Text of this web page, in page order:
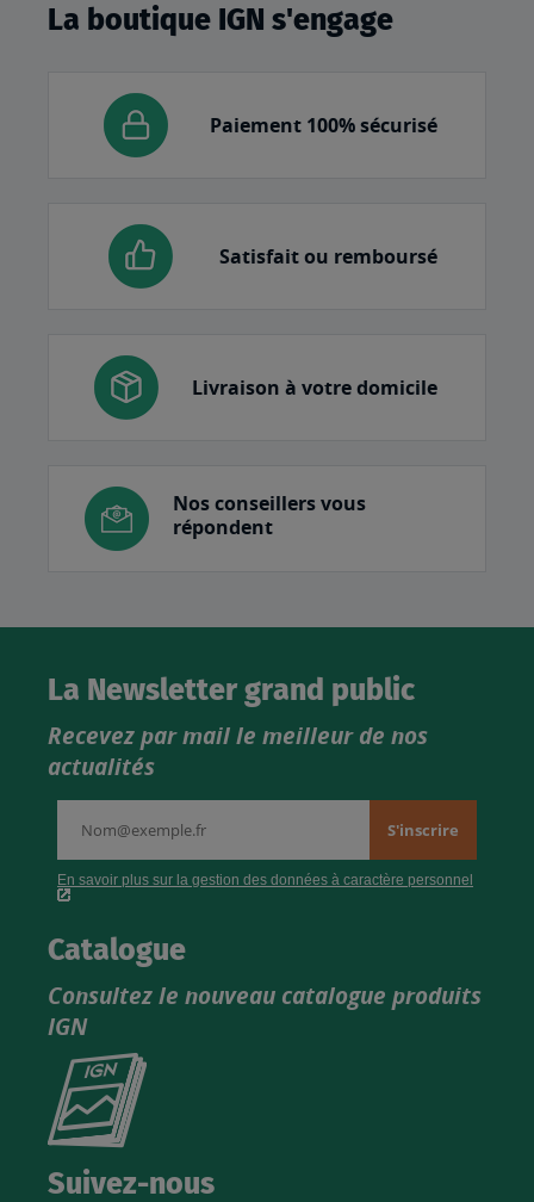
La boutique IGN s'engage
Paiement 100% sécurisé
Satisfait ou remboursé
Livraison à votre domicile
Nos conseillers vous
répondent
La Newsletter grand public
Recevez par mail le meilleur de nos
actualités
Catalogue
Consultez le nouveau catalogue produits
IGN
Consultez
catalogue
Suivez-nous